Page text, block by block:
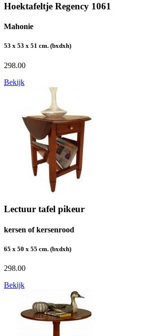
Hoektafeltje Regency 1061
Mahonie
53 x 53 x 51 cm. (bxdxh)
298.00
Bekijk
Lectuur tafel pikeur
kersen of kersenrood
65 x 50 x 55 cm. (bxdxh)
298.00
Bekijk